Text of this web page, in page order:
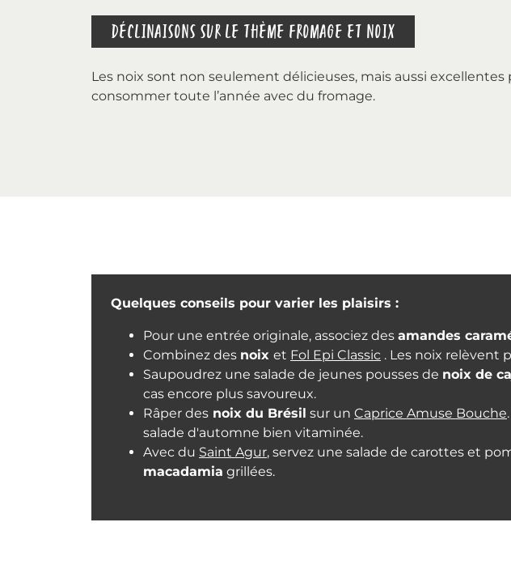
DÉCLINAISONS SUR LE THÈME FROMAGE ET NOIX
Les noix sont non seulement délicieuses, mais aussi
consommer toute l’année avec du fromage.
Quelques conseils pour varier les plaisirs :
Pour une entrée originale, associez des amandes
Combinez des noix et Fol Epi Classic . Les noix relèvent
Saupoudrez une salade de jeunes pousses de noix de
cas encore plus savoureux.
Râper des noix du Brésil sur un Caprice Amuse Bouche
salade d'automne bien vitaminée.
Avec du Saint Agur, servez une salade de carottes et
macadamia grillées.